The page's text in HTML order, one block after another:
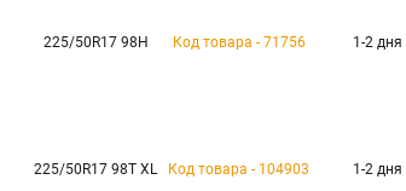
225/50R17 98H Код товара - 71756 1-2 дня
225/50R17 98T XL Код товара - 104903 1-2 дня